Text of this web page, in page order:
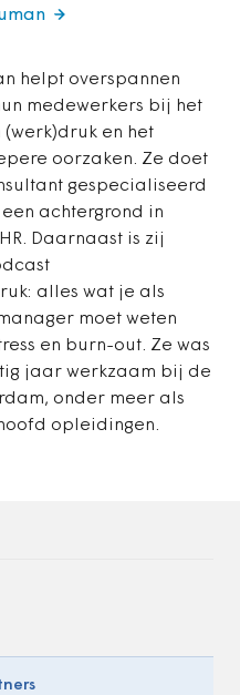
helpt overspannen
medewerkers bij het
en het
oorzaken. Ze doet
gespecialiseerd
achtergrond in
Daarnaast is zij
alles wat je als
moet weten
en burn-out. Ze was
jaar werkzaam bij de
onder meer als
opleidingen.